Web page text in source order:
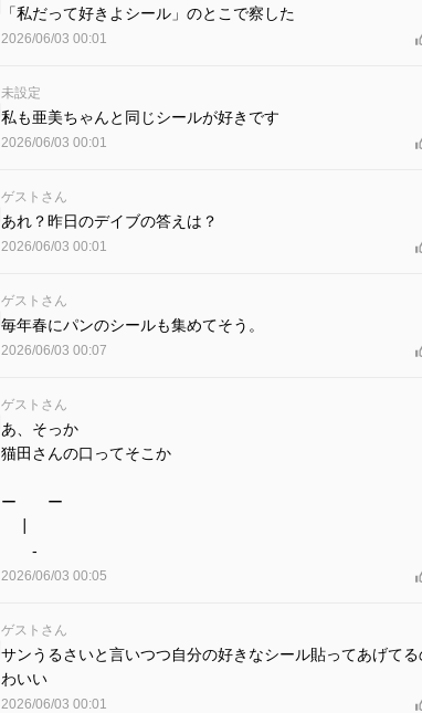
「私だって好きよシール」のとこで察した
2026/06/03 00:01
未設定
私も亜美ちゃんと同じシールが好きです
2026/06/03 00:01
ゲストさん
あれ？昨日のデイブの答えは？
2026/06/03 00:01
ゲストさん
毎年春にパンのシールも集めてそう。
2026/06/03 00:07
ゲストさん
あ、そっか
猫田さんの口ってそこか
ー ー
-
2026/06/03 00:05
ゲストさん
サンうるさいと言いつつ自分の好きなシール貼ってあげてる
わいい
2026/06/03 00:01